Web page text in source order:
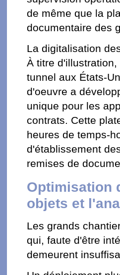
de même que la
documentaire des
La digitalisation
À titre
tunnel aux États-
d'oeuvre a
unique pour les
contrats. Cette
heures de temps-
d'établissement
remises de
Optimisation
objets et
Les grands
qui, faute d'être
demeurent